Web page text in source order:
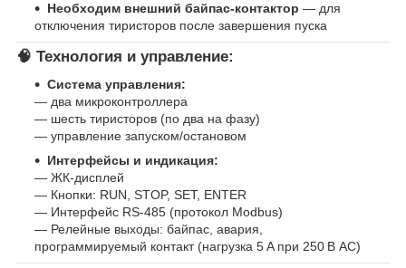
Необходим внешний байпас-контактор — для
отключения тиристоров после завершения пуска
🧠 Технология и управление:
Система управления:
— два микроконтроллера
— шесть тиристоров (по два на фазу)
— управление запуском/остановом
Интерфейсы и индикация:
— ЖК-дисплей
— Кнопки: RUN, STOP, SET, ENTER
— Интерфейс RS‑485 (протокол Modbus)
— Релейные выходы: байпас, авария,
программируемый контакт (нагрузка 5 A при 250 В AC)